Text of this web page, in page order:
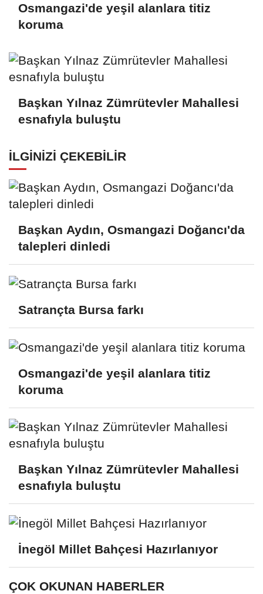
Osmangazi'de yeşil alanlara titiz
koruma
Başkan Yılnaz Zümrütevler Mahallesi
esnafıyla buluştu
İLGINIZI ÇEKEBILIR
Başkan Aydın, Osmangazi Doğancı'da
talepleri dinledi
Satrançta Bursa farkı
Osmangazi'de yeşil alanlara titiz
koruma
Başkan Yılnaz Zümrütevler Mahallesi
esnafıyla buluştu
İnegöl Millet Bahçesi Hazırlanıyor
ÇOK OKUNAN HABERLER